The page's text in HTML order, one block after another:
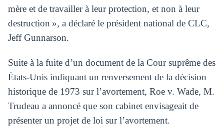
mère et de travailler à leur protection, et non à leur
destruction », a déclaré le président national de CLC,
Jeff Gunnarson.
Suite à la fuite d’un document de la Cour suprême des
États-Unis indiquant un renversement de la décision
historique de 1973 sur l’avortement, Roe v. Wade, M.
Trudeau a annoncé que son cabinet envisageait de
présenter un projet de loi sur l’avortement.